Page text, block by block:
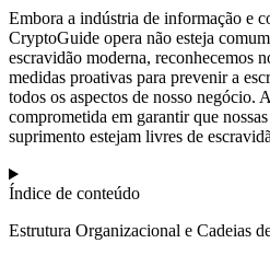
Embora a indústria de informação e
CryptoGuide opera não esteja
escravidão moderna, reconhecemos
medidas proativas para prevenir a
todos os aspectos de nosso negócio.
comprometida em garantir que
suprimento estejam livres de
Índice de conteúdo
Estrutura Organizacional e Cadeias